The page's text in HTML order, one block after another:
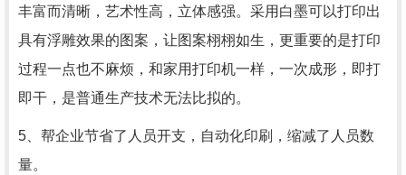
丰富而清晰，艺术性高，立体感强。采用白墨可以打印出
具有浮雕效果的图案，让图案栩栩如生，更重要的是打印
过程一点也不麻烦，和家用打印机一样，一次成形，即打
即干，是普通生产技术无法比拟的。
5、帮企业节省了人员开支，自动化印刷，缩减了人员数
量。